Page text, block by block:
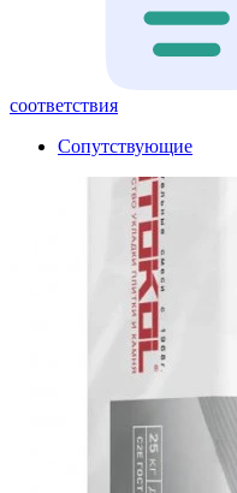
соответствия
Сопутствующие